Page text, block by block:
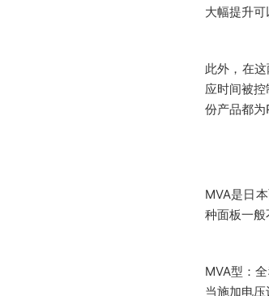
大幅提升可
此外，在
应时间被
份产品都为
MVA是日
种面板一般
MVA型：
当施加电